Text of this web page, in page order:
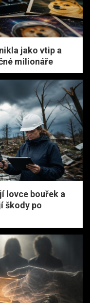
jako vtip a
milionáře
lovce bouřek a
škody po